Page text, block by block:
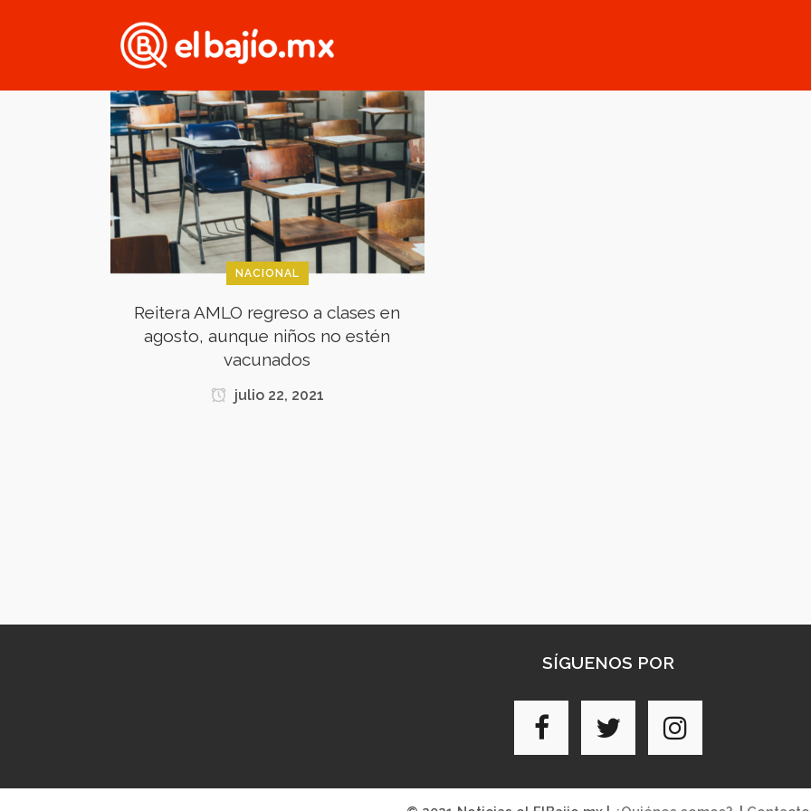
NACIONAL
Reitera AMLO regreso a clases en
agosto, aunque niños no estén
vacunados
julio 22, 2021
SÍGUENOS POR